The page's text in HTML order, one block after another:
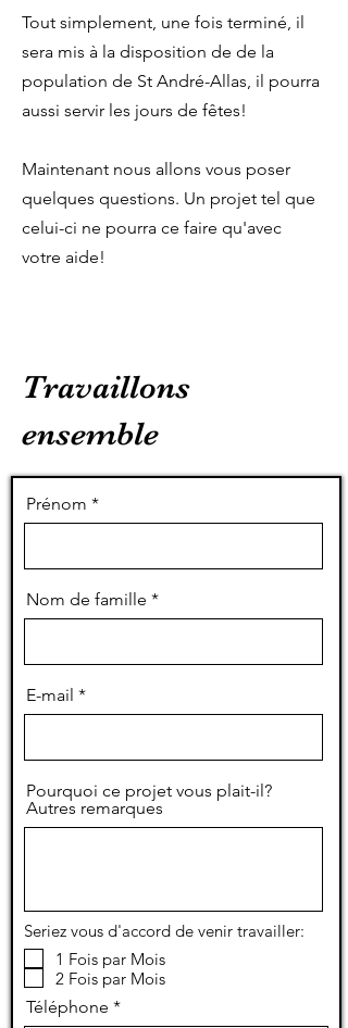
Tout simplement, une fois terminé, il
sera mis à la disposition de de la
population de St André-Allas, il pourra
aussi servir les jours de fêtes!
Maintenant nous allons vous poser
quelques questions. Un projet tel que
celui-ci ne pourra ce faire qu'avec
votre aide!
Travaillons
ensemble
Prénom
Nom de famille
E-mail
Pourquoi ce projet vous plait-il?
Autres remarques
Seriez vous d'accord de venir travailler:
1 Fois par Mois
2 Fois par Mois
Téléphone